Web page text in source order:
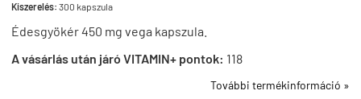
Kiszerelés: 300 kapszula
Édesgyökér 450 mg vega kapszula.
A vásárlás után járó VITAMIN+ pontok: 118
További termékinformáció »